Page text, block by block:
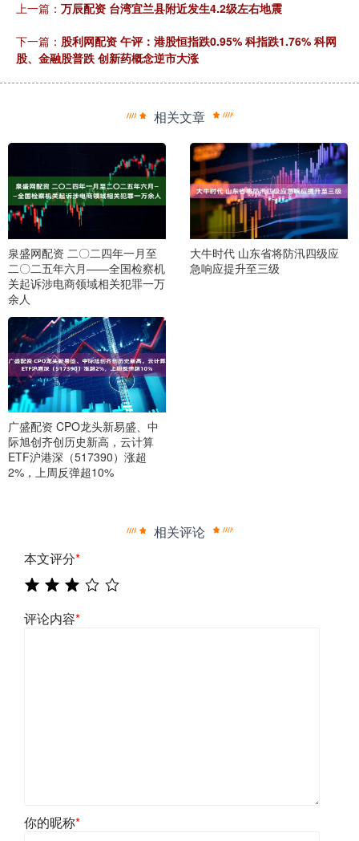
上一篇： 万辰配资 台湾宜兰县附近发生4.2级左右地震
下一篇： 股利网配资 午评：港股恒指跌0.95% 科指跌1.76% 科网
股、金融股普跌 创新药概念逆市大涨
相关文章
泉盛网配资 二〇二四年一月至
二〇二五年六月——全国检察机
关起诉涉电商领域相关犯罪一万
余人
大牛时代 山东省将防汛四级应
急响应提升至三级
广盛配资 CPO龙头新易盛、中
际旭创齐创历史新高，云计算
ETF沪港深（517390）涨超
2%，上周反弹超10%
相关评论
本文评分*
评论内容*
你的昵称*